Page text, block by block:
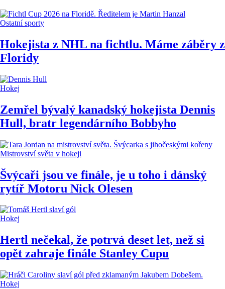
Ostatní sporty
Hokejista z NHL na fichtlu. Máme záběry z
Floridy
Hokej
Zemřel bývalý kanadský hokejista Dennis
Hull, bratr legendárního Bobbyho
Mistrovství světa v hokeji
Švýcaři jsou ve finále, je u toho i dánský
rytíř Motoru Nick Olesen
Hokej
Hertl nečekal, že potrvá deset let, než si
opět zahraje finále Stanley Cupu
Hokej